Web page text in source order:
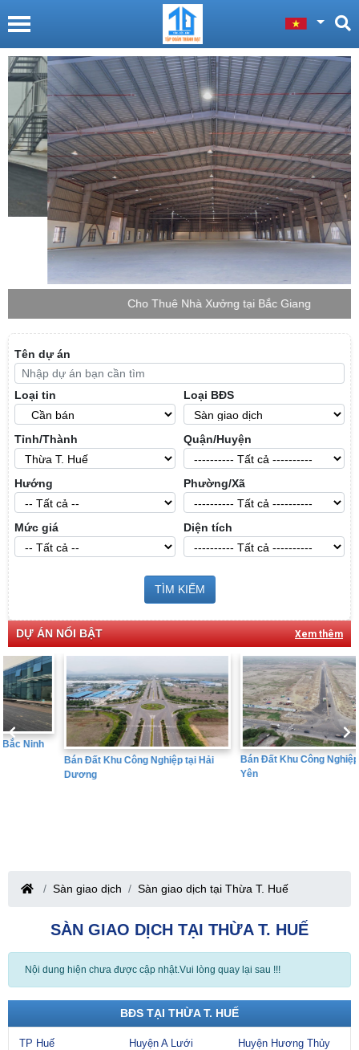
Cho Thuê Nhà Xưởng tại Bắc Giang
Tên dự án
Loại tin Loại BĐS
Tỉnh/Thành Quận/Huyện
Hướng Phường/Xã
Mức giá Diện tích
TÌM KIẾM
DỰ ÁN NỔI BẬT Xem thêm
Bán Đất Khu Công Nghiệp tại Hải
Bán Đất Khu Công Nghiệp tại Hưng
Sàn giao dịch Sàn giao dịch tại Thừa T. Huế
SÀN GIAO DỊCH TẠI THỪA T. HUẾ
Nội dung hiện chưa được cập nhật.Vui lòng quay lại sau !!!
BĐS TẠI THỪA T. HUẾ
TP Huế Huyện A Lưới
Huyện Hương Thủy